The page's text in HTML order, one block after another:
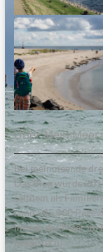
Über Mein:Meer
Bei meinmeer.de
Das Blog wurde
seitdem als
rund 545.000
immer das Meer im
begeistern!